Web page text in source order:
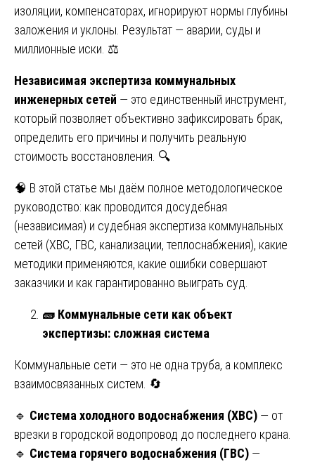
изоляции, компенсаторах, игнорируют нормы глубины
заложения и уклоны. Результат — аварии, суды и
миллионные иски. ⚖️
Независимая экспертиза коммунальных
инженерных сетей — это единственный инструмент,
который позволяет объективно зафиксировать брак,
определить его причины и получить реальную
стоимость восстановления. 🔍
🧠 В этой статье мы даём полное методологическое
руководство: как проводится досудебная
(независимая) и судебная экспертиза коммунальных
сетей (ХВС, ГВС, канализации, теплоснабжения), какие
методики применяются, какие ошибки совершают
заказчики и как гарантированно выиграть суд.
🧱 Коммунальные сети как объект
экспертизы: сложная система
Коммунальные сети — это не одна труба, а комплекс
взаимосвязанных систем. 🔄
🔹 Система холодного водоснабжения (ХВС) — от
врезки в городской водопровод до последнего крана.
🔹 Система горячего водоснабжения (ГВС) —